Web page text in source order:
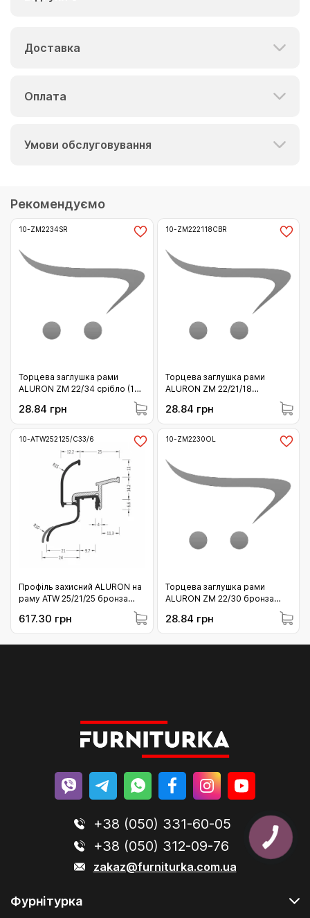
Доставка
Оплата
Умови обслуговування
Рекомендуємо
10-ZM2234SR
Торцева заглушка рами
ALURON ZM 22/34 срібло (10-
28.84 грн
10-ZM222118CBR
Торцева заглушка рами
ALURON ZM 22/21/18
ZM222118CBR)
28.84 грн
10-ATW252125/C33/6
Профіль захисний ALURON на
раму ATW 25/21/25 бронза
617.30 грн
10-ZM2230OL
Торцева заглушка рами
ALURON ZM 22/30 бронза
28.84 грн
+38 (050) 331-60-05
+38 (050) 312-09-76
zakaz@furniturka.com.ua
Фурнітурка